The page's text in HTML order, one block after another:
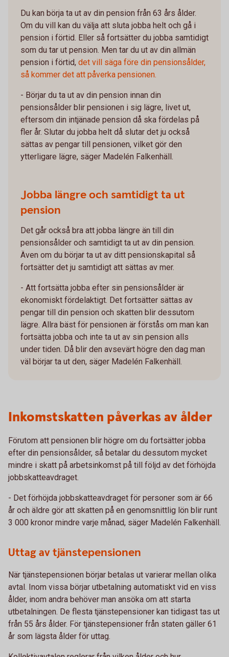
Du kan börja ta ut av din pension från 63 års ålder.
Om du vill kan du välja att sluta jobba helt och gå i
pension i förtid. Eller så fortsätter du jobba samtidigt
som du tar ut pension. Men tar du ut av din allmän
pension i förtid, det vill säga före din pensionsålder,
så kommer det att påverka pensionen.
- Börjar du ta ut av din pension innan din
pensionsålder blir pensionen i sig lägre, livet ut,
eftersom din intjänade pension då ska fördelas på
fler år. Slutar du jobba helt då slutar det ju också
sättas av pengar till pensionen, vilket gör den
ytterligare lägre, säger Madelén Falkenhäll.
Jobba längre och samtidigt ta ut
pension
Det går också bra att jobba längre än till din
pensionsålder och samtidigt ta ut av din pension.
Även om du börjar ta ut av ditt pensionskapital så
fortsätter det ju samtidigt att sättas av mer.
- Att fortsätta jobba efter sin pensionsålder är
ekonomiskt fördelaktigt. Det fortsätter sättas av
pengar till din pension och skatten blir dessutom
lägre. Allra bäst för pensionen är förstås om man kan
fortsätta jobba och inte ta ut av sin pension alls
under tiden. Då blir den avsevärt högre den dag man
väl börjar ta ut den, säger Madelén Falkenhäll.
Inkomstskatten påverkas av ålder
Förutom att pensionen blir högre om du fortsätter jobba
efter din pensionsålder, så betalar du dessutom mycket
mindre i skatt på arbetsinkomst på till följd av det förhöjda
jobbskatteavdraget.
- Det förhöjda jobbskatteavdraget för personer som är 66
år och äldre gör att skatten på en genomsnittlig lön blir runt
3 000 kronor mindre varje månad, säger Madelén Falkenhäll.
Uttag av tjänstepensionen
När tjänstepensionen börjar betalas ut varierar mellan olika
avtal. Inom vissa börjar utbetalning automatiskt vid en viss
ålder, inom andra behöver man ansöka om att starta
utbetalningen. De flesta tjänstepensioner kan tidigast tas ut
från 55 års ålder. För tjänstepensioner från staten gäller 61
år som lägsta ålder för uttag.